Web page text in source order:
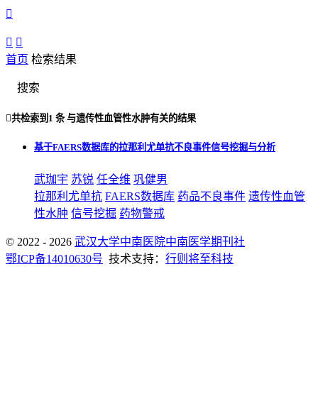

 
首页 检索结果
搜索
共检索到 1 条与遗传性血管性水肿有关的结果
基于FAERS数据库的拉那利尤单抗不良事件信号挖掘与分析
武珈宇 苏锐 任全维 巩健男
拉那利尤单抗 FAERS数据库 药品不良事件 遗传性血管
性水肿 信号挖掘 药物警戒
© 2022 - 2026 武汉大学中南医院中南医学期刊社
鄂ICP备14010630号 技术支持： 行则将至科技